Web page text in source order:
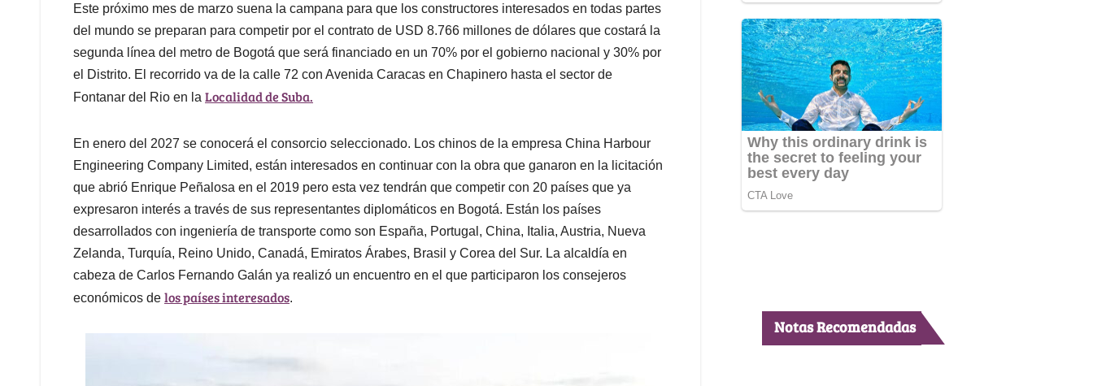
A
p
p
o
o
k
d
I
n
d
s
Este próximo mes de marzo suena la campana para que los constructores interesados en todas partes
del mundo se preparan para competir por el contrato de USD 8.766 millones de dólares que costará la
segunda línea del metro de Bogotá que será financiado en un 70% por el gobierno nacional y 30% por
el Distrito. El recorrido va de la calle 72 con Avenida Caracas en Chapinero hasta el sector de
Fontanar del Rio en la Localidad de Suba.
En enero del 2027 se conocerá el consorcio seleccionado. Los chinos de la empresa China Harbour
Engineering Company Limited, están interesados en continuar con la obra que ganaron en la licitación
que abrió Enrique Peñalosa en el 2019 pero esta vez tendrán que competir con 20 países que ya
expresaron interés a través de sus representantes diplomáticos en Bogotá. Están los países
desarrollados con ingeniería de transporte como son España, Portugal, China, Italia, Austria, Nueva
Zelanda, Turquía, Reino Unido, Canadá, Emiratos Árabes, Brasil y Corea del Sur. La alcaldía en
cabeza de Carlos Fernando Galán ya realizó un encuentro en el que participaron los consejeros
económicos de los países interesados.
Notas Recomendadas